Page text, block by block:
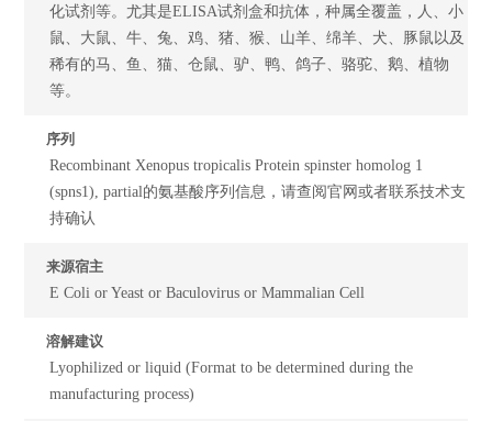
化试剂等。尤其是ELISA试剂盒和抗体，种属全覆盖，人、小
鼠、大鼠、牛、兔、鸡、猪、猴、山羊、绵羊、犬、豚鼠以及
稀有的马、鱼、猫、仓鼠、驴、鸭、鸽子、骆驼、鹅、植物
等。
序列
Recombinant Xenopus tropicalis Protein spinster homolog 1
(spns1), partial的氨基酸序列信息，请查阅官网或者联系技术支
持确认
来源宿主
E Coli or Yeast or Baculovirus or Mammalian Cell
溶解建议
Lyophilized or liquid (Format to be determined during the
manufacturing process)